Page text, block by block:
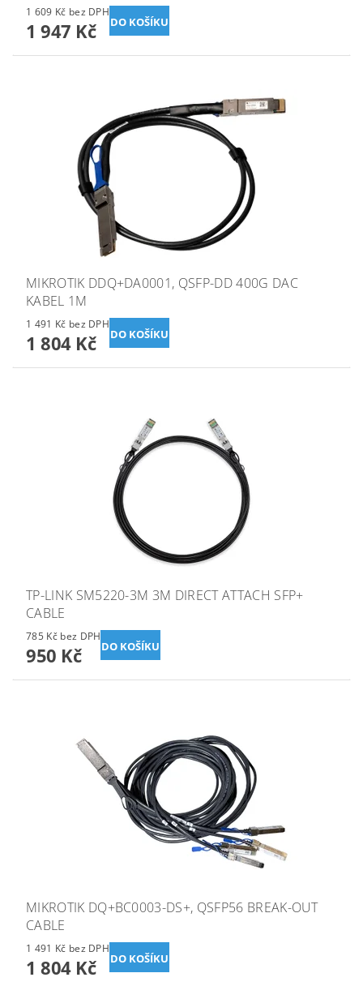
1 609 Kč bez DPH
1 947 Kč
MIKROTIK DDQ+DA0001, QSFP-DD 400G DAC
KABEL 1M
1 491 Kč bez DPH
1 804 Kč
TP-LINK SM5220-3M 3M DIRECT ATTACH SFP+
CABLE
785 Kč bez DPH
950 Kč
MIKROTIK DQ+BC0003-DS+, QSFP56 BREAK-OUT
CABLE
1 491 Kč bez DPH
1 804 Kč